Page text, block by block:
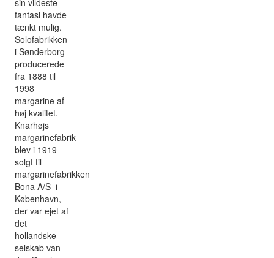
sin vildeste
fantasi havde
tænkt mulig.
Solofabrikken
i Sønderborg
producerede
fra 1888 til
1998
margarine af
høj kvalitet.
Knarhøjs
margarinefabrik
blev i 1919
solgt til
margarinefabrikken
Bona A/S i
København,
der var ejet af
det
hollandske
selskab van